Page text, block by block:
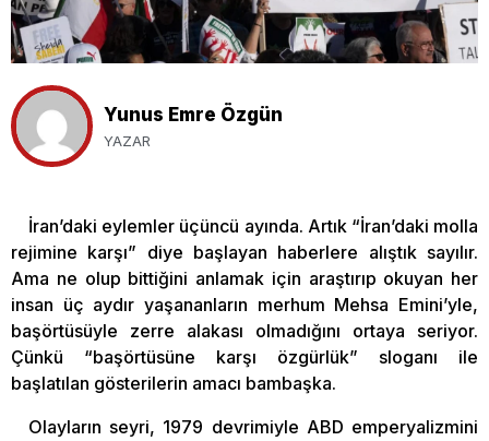
Yunus Emre Özgün
YAZAR
İran’daki eylemler üçüncü ayında. Artık “İran’daki molla
rejimine karşı” diye başlayan haberlere alıştık sayılır.
Ama ne olup bittiğini anlamak için araştırıp okuyan her
insan üç aydır yaşananların merhum Mehsa Emini’yle,
başörtüsüyle zerre alakası olmadığını ortaya seriyor.
Çünkü “başörtüsüne karşı özgürlük” sloganı ile
başlatılan gösterilerin amacı bambaşka.
Olayların seyri, 1979 devrimiyle ABD emperyalizmini